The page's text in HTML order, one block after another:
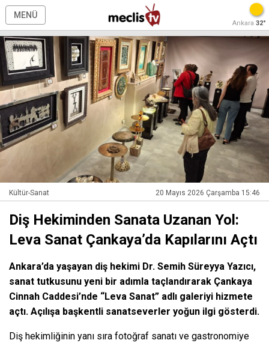
MENÜ
Ankara 32°
Kültür-Sanat 20 Mayıs 2026 Çarşamba 15:46
Diş Hekiminden Sanata Uzanan Yol:
Leva Sanat Çankaya’da Kapılarını Açtı
Ankara’da yaşayan diş hekimi Dr. Semih Süreyya Yazıcı,
sanat tutkusunu yeni bir adımla taçlandırarak Çankaya
Cinnah Caddesi’nde “Leva Sanat” adlı galeriyi hizmete
açtı. Açılışa başkentli sanatseverler yoğun ilgi gösterdi.
Diş hekimliğinin yanı sıra fotoğraf sanatı ve gastronomiye